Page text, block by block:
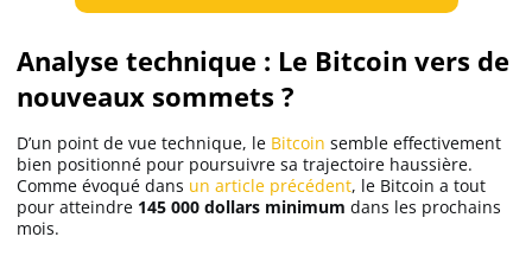
Investir
Meilleures plateformes
Meilleurs wallets
Analyse technique : Le Bitcoin vers de
nouveaux sommets ?
D’un point de vue technique, le Bitcoin semble effectivement
bien positionné pour poursuivre sa trajectoire haussière.
Comme évoqué dans un article précédent, le Bitcoin a tout
pour atteindre 145 000 dollars minimum dans les prochains
mois.